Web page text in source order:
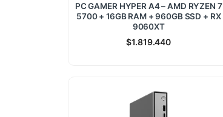
PC GAMER HYPER A4 – AMD RYZEN 7
5700 + 16GB RAM + 960GB SSD + RX
9060XT
$1.819.440